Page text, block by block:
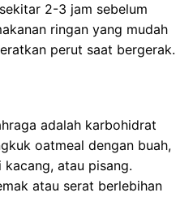
2-3 jam sebelum
ringan yang mudah
perut saat bergerak.
adalah karbohidrat
oatmeal dengan buah,
atau pisang.
atau serat berlebihan